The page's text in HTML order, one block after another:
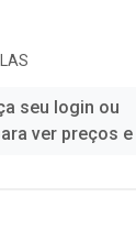
seu login ou
ver preços